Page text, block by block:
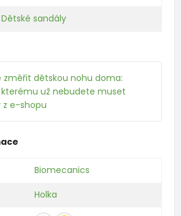
Dětské sandály
změřit dětskou nohu doma:
kterému už nebudete muset
e-shopu
Biomecanics
Holka